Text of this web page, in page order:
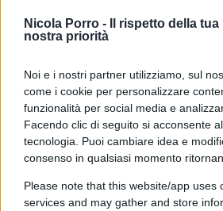
Nicola Porro -
Il rispetto della
nostra priorità
Noi e i nostri partner utilizziamo, sul
come i cookie per personalizzare
funzionalità per social media e
Facendo clic di seguito si acconsente
tecnologia. Puoi cambiare idea e
consenso in qualsiasi momento
Please note that this website/app uses
services and may gather and store
Quel che resta della
cortocircuiti del Pd di
diPierpaolo Sicco
3 Maggio 2023, 5:54